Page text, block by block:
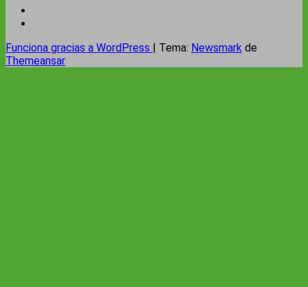
Funciona gracias a WordPress | Tema: Newsmark de
Themeansar